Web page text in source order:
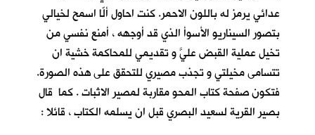
عدائي يرمز له باللون الاحمر. كنت احاول ألّا اسمح لخيالي
بتصور السيناريو الأسوأ الذي قد أوجهه ، أمنع نفسي من
تخيل عملية القبض عليَّ و تقديمي للمحاكمة خشية ان
تتسامى مخيلتي و تجذب مصيري للتحقق على هذه الصورة.
فتكون صفحة كتاب المحو مقاربة لمصير الاثبات . كما قال
بصير القرية لسعيد البصري قبل ان يسلمه الكتاب ، قائلا :